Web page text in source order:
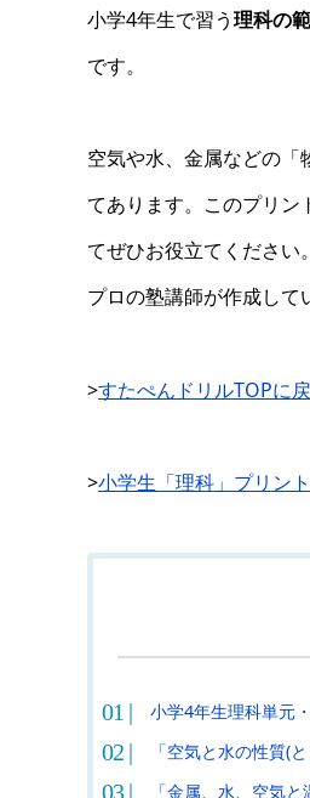
小学4年生で習う理科の
です。
空気や水、金属などの
てあります。このプリン
てぜひお役立てください
プロの塾講師が作成して
>すたぺんドリルTOPに
>小学生「理科」プリン
小学4年生理科単元
「空気と水の性質(
「金属、水、空気